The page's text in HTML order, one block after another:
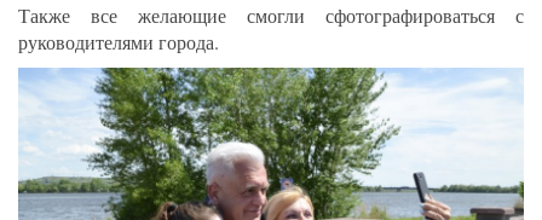
Также все желающие смогли сфотографироваться с
руководителями города.